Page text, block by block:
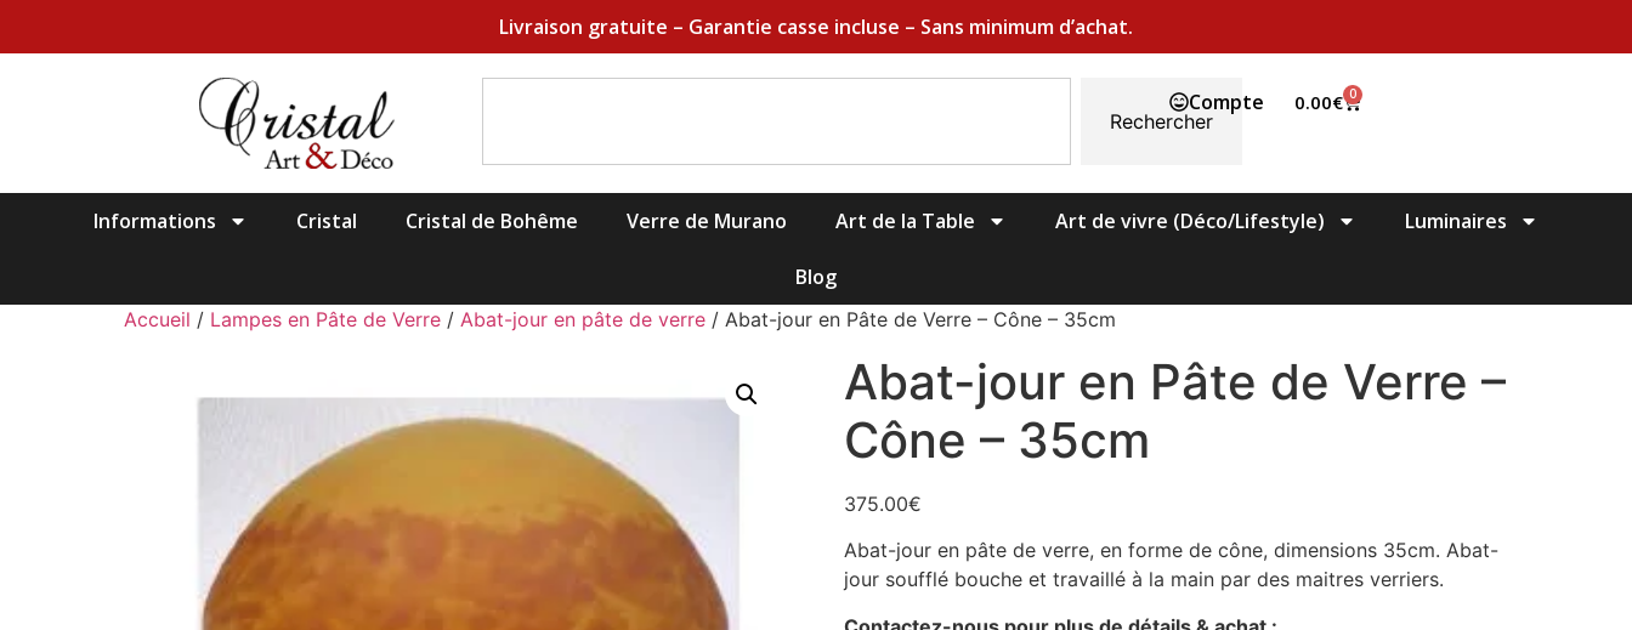
Livraison gratuite – Garantie casse incluse – Sans minimum d’achat.
Rechercher
Compte 0.00€ 0
Informations Cristal Cristal de Bohême Verre de Murano Art de la Table Art de vivre (Déco/Lifestyle) Luminaires
Blog
Accueil / Lampes en Pâte de Verre / Abat-jour en pâte de verre / Abat-jour en Pâte de Verre – Cône – 35cm
Abat-jour en Pâte de Verre –
Cône – 35cm
375.00€
Abat-jour en pâte de verre, en forme de cône, dimensions 35cm. Abat-
jour soufflé bouche et travaillé à la main par des maitres verriers.